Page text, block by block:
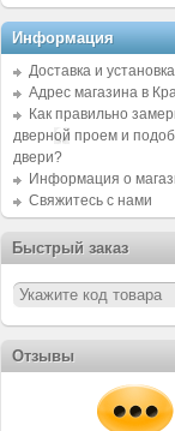
Информация
Доставка и установка
Адрес магазина в
Как правильно
дверной проем и
двери?
Информация о
Свяжитесь с нами
Быстрый заказ
Отзывы